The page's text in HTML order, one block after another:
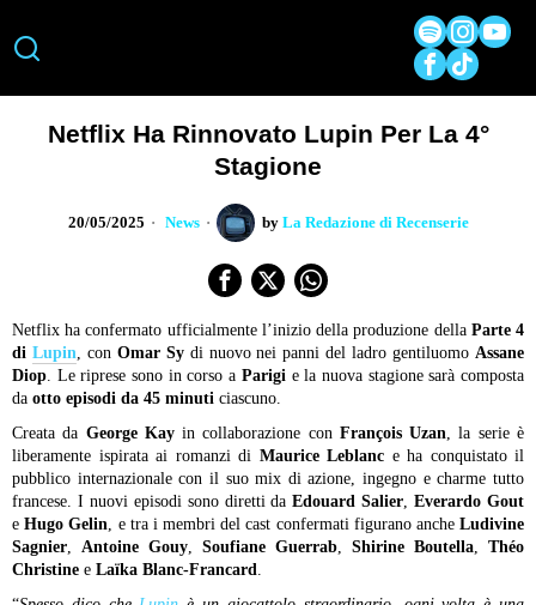
Netflix Ha Rinnovato Lupin Per La 4°
Stagione
20/05/2025 News by La Redazione di Recenserie
Netflix ha confermato ufficialmente l’inizio della produzione della Parte 4
di Lupin, con Omar Sydi nuovo nei panni del ladro gentiluomoAssane
Diop. Le riprese sono in corso a Parigie la nuova stagione sarà composta
da otto episodi da 45 minuti ciascuno.
Creata da George Kayin collaborazione con François Uzan, la serie è
liberamente ispirata ai romanzi di Maurice Leblanc e ha conquistato il
pubblico internazionale con il suo mix di azione, ingegno e charme tutto
francese. I nuovi episodi sono diretti daEdouard Salier,Everardo Gout
eHugo Gelin, e tra i membri del cast confermati figurano ancheLudivine
Sagnier, Antoine Gouy, Soufiane Guerrab, Shirine Boutella, Théo
Christine e Laïka Blanc-Francard.